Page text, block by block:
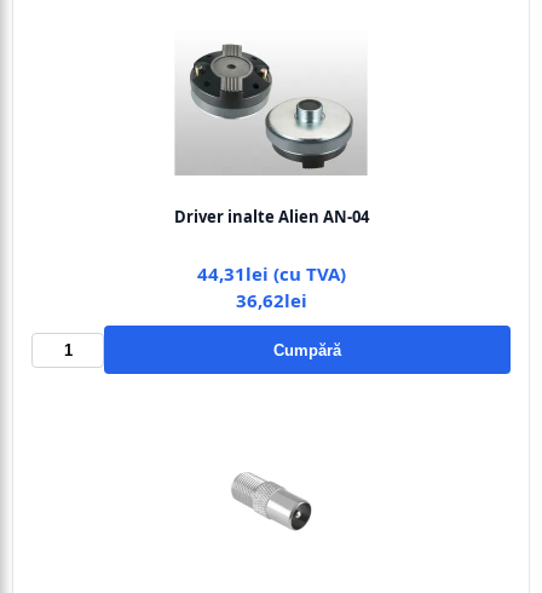
Driver inalte Alien AN-04
44,31lei (cu TVA)
36,62lei
Cumpără